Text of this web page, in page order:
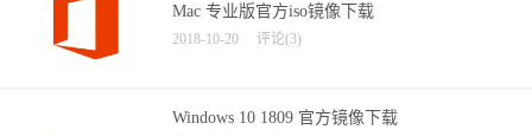
Mac 专业版官方iso镜像下载
2018-10-20 评论(3)
Windows 10 1809 官方镜像下载